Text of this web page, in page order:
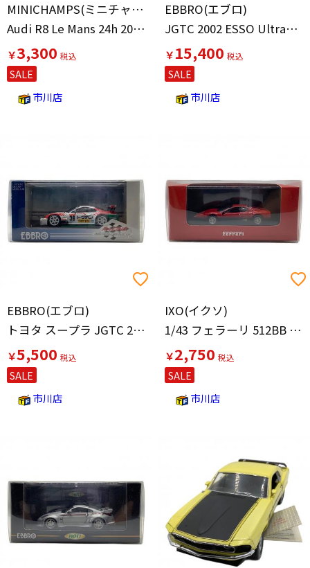
MINICHAMPS(ミニチャンプス)
Audi R8 Le Mans 24h 2004 Winners
￥3,300
SALE
市川店
EBBRO(エブロ)
JGTC 2002 ESSO Ultraflo SUPRA BRIDGESTONE #6(ブルー×ホワイト) 「RACING CAR COLLECTION」
￥15,400
SALE
市川店
EBBRO(エブロ)
トヨタ スープラ JGTC 2002年
￥5,500
SALE
市川店
IXO(イクソ)
1/43 フェラーリ 512BB 1976(レッド)
￥2,750
SALE
市川店